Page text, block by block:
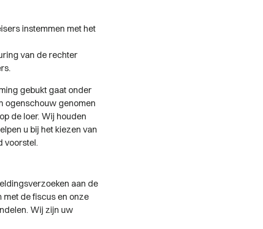
instemmen met het
van de rechter
gebukt gaat onder
ogenschouw genomen
de loer. Wij houden
u bij het kiezen van
voorstel.
aan de
met de fiscus en onze
Wij zijn uw